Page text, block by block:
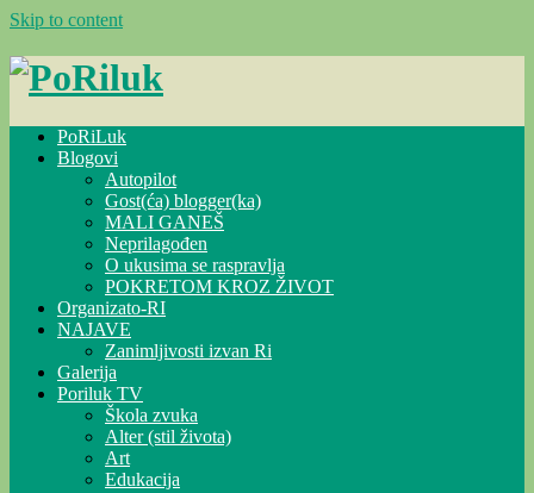
Skip to content
PoRiLuk
Blogovi
Autopilot
Gost(ća) blogger(ka)
MALI GANEŠ
Neprilagođen
O ukusima se raspravlja
POKRETOM KROZ ŽIVOT
Organizato-RI
NAJAVE
Zanimljivosti izvan Ri
Galerija
Poriluk TV
Škola zvuka
Alter (stil života)
Art
Edukacija